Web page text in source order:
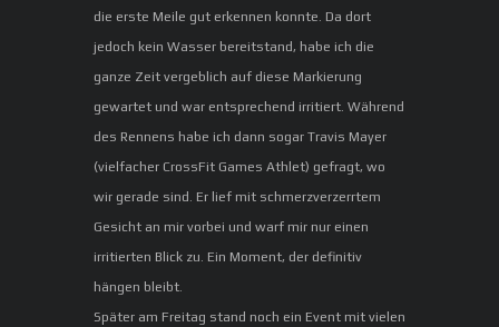
die erste Meile gut erkennen konnte. Da dort
jedoch kein Wasser bereitstand, habe ich die
ganze Zeit vergeblich auf diese Markierung
gewartet und war entsprechend irritiert. Während
des Rennens habe ich dann sogar Travis Mayer
(vielfacher CrossFit Games Athlet) gefragt, wo
wir gerade sind. Er lief mit schmerzverzerrtem
Gesicht an mir vorbei und warf mir nur einen
irritierten Blick zu. Ein Moment, der definitiv
hängen bleibt.
Später am Freitag stand noch ein Event mit vielen